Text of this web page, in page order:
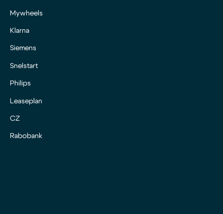
Mywheels
Klarna
Siemens
Snelstart
Philips
Leaseplan
CZ
Rabobank